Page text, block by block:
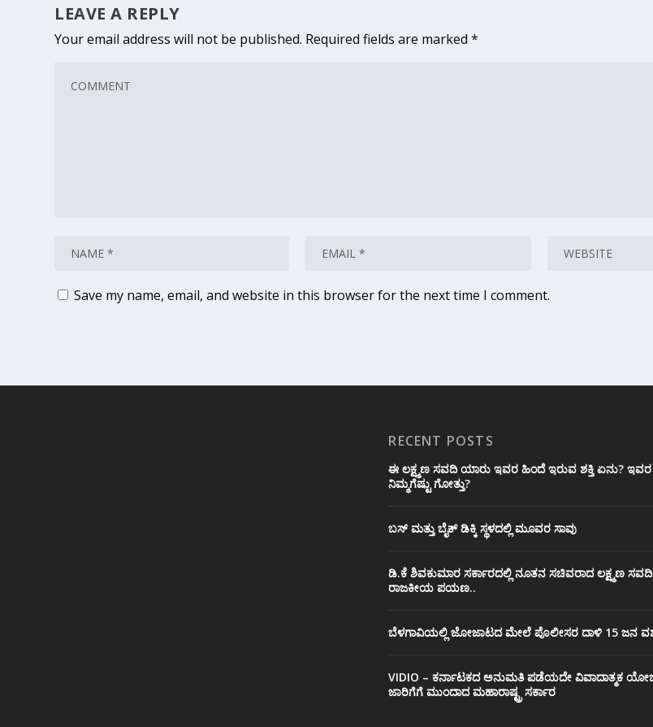
LEAVE A REPLY
Your email address will not be published. Required fields are marked*
Save my name, email, and website in this browser for the next time I comment.
RECENT POSTS
ಈ ಲಕ್ಷ್ಮಣ ಸವದಿ ಯಾರು ಇವರ ಹಿಂದೆ ಇರುವ ಶಕ್ತಿ ಏನು? ಇವರ
ನಿಮ್ಮಗೆಷ್ಟು ಗೋತ್ತು?
ಬಸ್ ಮತ್ತು ಬೈಕ್ ಡಿಕ್ಕಿ ಸ್ಥಳದಲ್ಲಿ ಮೂವರ ಸಾವು
ಡಿ.ಕೆ ಶಿವಕುಮಾರ ಸರ್ಕಾರದಲ್ಲಿ ನೂತನ ಸಚಿವರಾದ ಲಕ್ಷ್ಮಣ
ರಾಜಕೀಯ ಪಯಣ..
ಬೆಳಗಾವಿಯಲ್ಲಿ ಜೋಜಾಟದ ಮೇಲೆ ಪೊಲೀಸರ ದಾಳಿ 15 ಜನ
VIDIO – ಕರ್ನಾಟಕದ ಅನುಮತಿ ಪಡೆಯದೇ ವಿವಾದಾತ್ಮಕ
ಜಾರಿಗೆಗೆ ಮುಂದಾದ ಮಹಾರಾಷ್ಟ್ರ ಸರ್ಕಾರ